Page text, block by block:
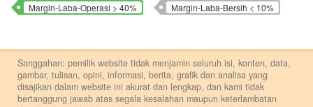
Margin-Laba-Operasi > 40%
Margin-Laba-Bersih < 10%
Sanggahan: pemilik website tidak menjamin seluruh isi, konten, data,
gambar, tulisan, opini, informasi, berita, grafik dan analisa yang
disajikan dalam website ini akurat dan lengkap, dan kami tidak
bertanggung jawab atas segala kesalahan maupun keterlambatan